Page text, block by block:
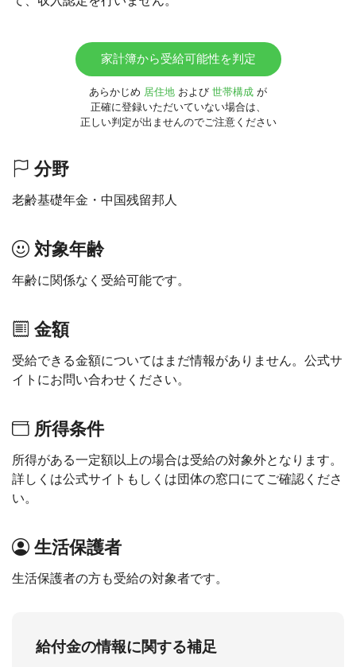
家計簿から受給可能性を判定
あらかじめ 居住地 および 世帯構成 が
正確に登録いただいていない場合は、
正しい判定が出ませんのでご注意ください
分野
老齢基礎年金・中国残留邦人
対象年齢
年齢に関係なく受給可能です。
金額
受給できる金額についてはまだ情報がありません。公式サ
イトにお問い合わせください。
所得条件
所得がある一定額以上の場合は受給の対象外となります。
詳しくは公式サイトもしくは団体の窓口にてご確認くださ
い。
生活保護者
生活保護者の方も受給の対象者です。
給付金の情報に関する補足